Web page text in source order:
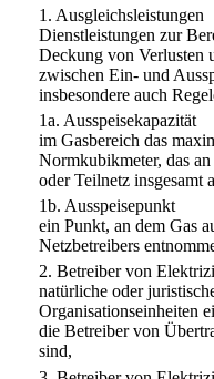
1. Ausgleichsleistungen
Dienstleistungen zur
Deckung von Verlusten
zwischen Ein- und
insbesondere auch
1a. Ausspeisekapazität
im Gasbereich das
Normkubikmeter, das
oder Teilnetz insgesamt
1b. Ausspeisepunkt
ein Punkt, an dem Gas
Netzbetreibers
2. Betreiber von
natürliche oder
Organisationseinheiten
die Betreiber von
sind,